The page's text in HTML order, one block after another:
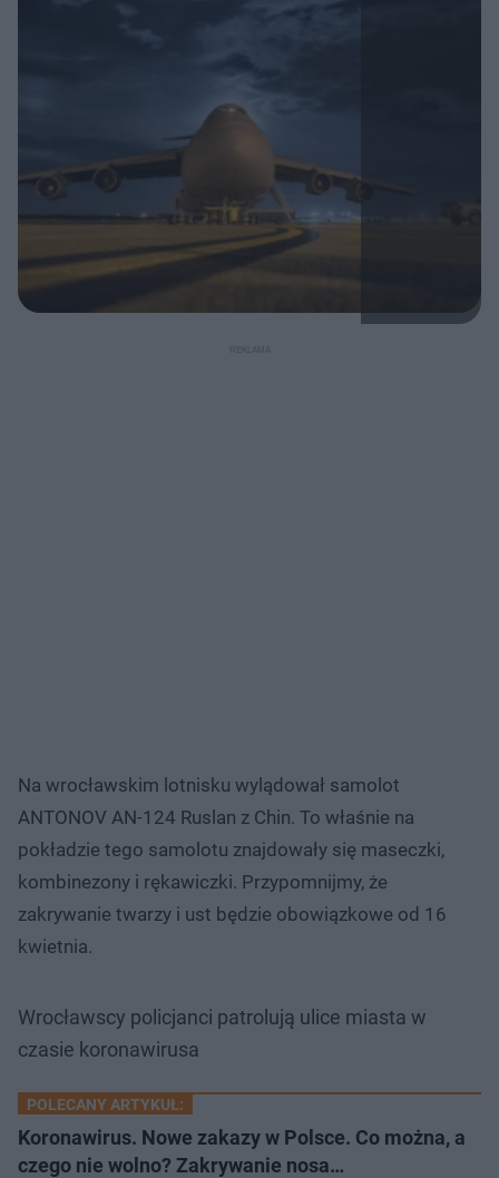
Na wrocławskim lotnisku wylądował samolot
ANTONOV AN-124 Ruslan z Chin. To właśnie na
pokładzie tego samolotu znajdowały się maseczki,
kombinezony i rękawiczki. Przypomnijmy, że
zakrywanie twarzy i ust będzie obowiązkowe od 16
kwietnia.
Wrocławscy policjanci patrolują ulice miasta w
czasie koronawirusa
POLECANY ARTYKUŁ:
Koronawirus. Nowe zakazy w Polsce. Co można, a
czego nie wolno? Zakrywanie nosa…